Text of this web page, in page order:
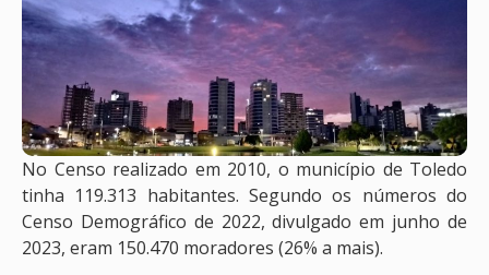
No Censo realizado em 2010, o município de Toledo
tinha 119.313 habitantes. Segundo os números do
Censo Demográfico de 2022, divulgado em junho de
2023, eram 150.470 moradores (26% a mais).